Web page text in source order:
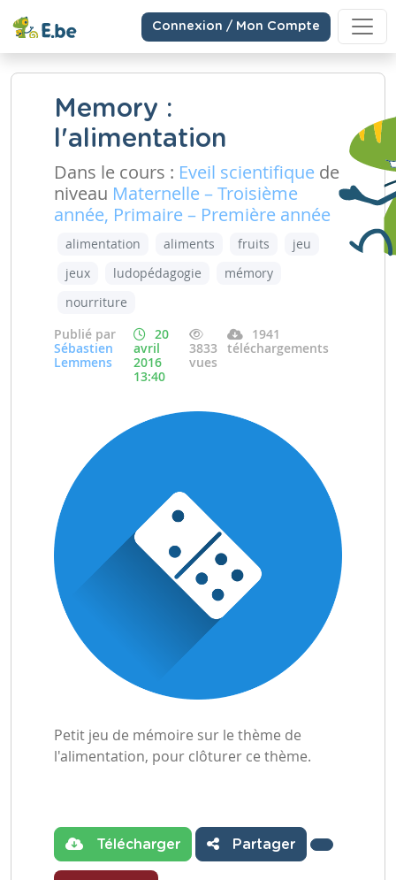
Connexion / Mon Compte
Memory :
l'alimentation
Dans le cours : Eveil scientifique de
niveau Maternelle – Troisième
année, Primaire – Première année
alimentation aliments fruits
jeu
jeux
ludopédagogie
mémory
nourriture
Publié par
Sébastien
Lemmens
20
avril
2016
13:40
3833
vues
1941
téléchargements
Petit jeu de mémoire sur le thème de
l'alimentation, pour clôturer ce thème.
Télécharger Partager